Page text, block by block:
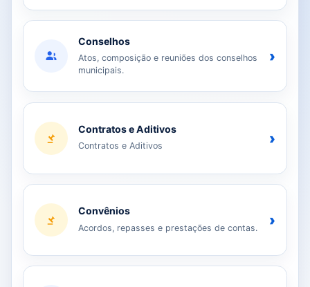
Conselhos
Atos, composição e reuniões dos conselhos
municipais.
›
Contratos e Aditivos
Contratos e Aditivos ›
Convênios
Acordos, repasses e prestações de contas. ›